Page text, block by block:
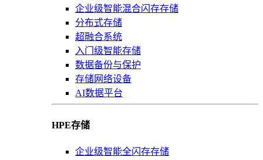
企业级智能混合闪存存储
分布式存储
超融合系统
入门级智能存储
数据备份与保护
存储网络设备
AI数据平台
HPE存储
企业级智能全闪存存储